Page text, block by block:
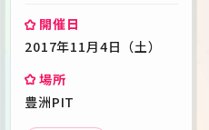
開催日
2017年11月4日（土）
場所
豊洲PIT